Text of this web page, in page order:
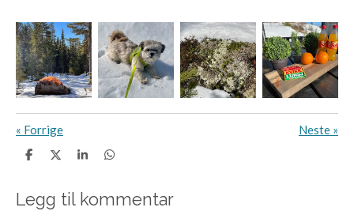
« Forrige Neste »
D
D
e
D
D
Legg til kommentar